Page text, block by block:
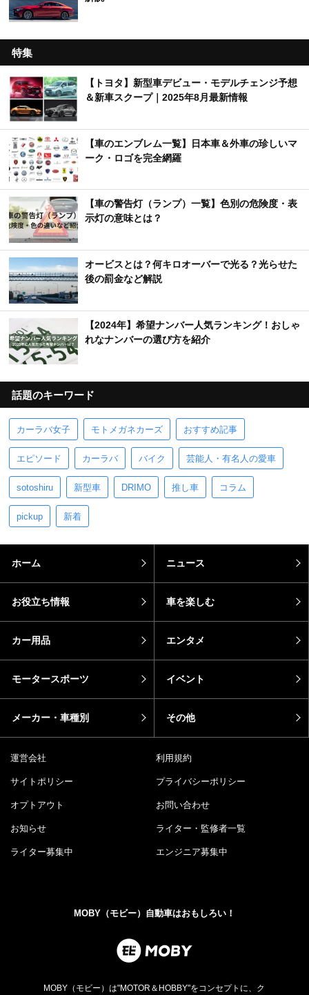
特集
【トヨタ】新型車デビュー・モデルチェンジ予想
＆新車スクープ｜2025年8月最新情報
【車のエンブレム一覧】日本車＆外車の珍しいマ
ーク・ロゴを完全網羅
【車の警告灯（ランプ）一覧】色別の危険度・表
示灯の意味とは？
オービスとは？何キロオーバーで光る？光らせた
後の罰金など解説
【2024年】希望ナンバー人気ランキング！おしゃ
れなナンバーの選び方を紹介
話題のキーワード
カーラバ女子 モトメガネカーズ おすすめ記事
エピソード カーラバ バイク 芸能人・有名人の愛車
sotoshiru 新型車 DRIMO 推し車 コラム
pickup 新着
ホーム ニュース
お役立ち情報 車を楽しむ
カー用品 エンタメ
モータースポーツ イベント
メーカー・車種別 その他
運営会社 利用規約
サイトポリシー プライバシーポリシー
オプトアウト お問い合わせ
お知らせ ライター・監修者一覧
ライター募集中 エンジニア募集中
MOBY（モビー）自動車はおもしろい！
MOBY（モビー）は"MOTOR＆HOBBY"をコンセプトに、ク